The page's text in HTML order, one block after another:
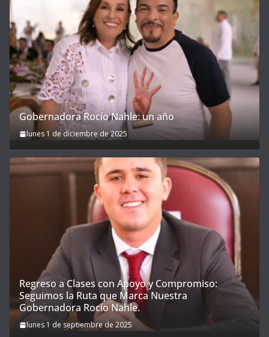
Gobernadora Rocío Nahle: un año
lunes 1 de diciembre de 2025
Regreso a Clases con Apoyo y Compromiso:
Seguimos la Ruta que Marca Nuestra
Gobernadora Rocío Nahle.
lunes 1 de septiembre de 2025